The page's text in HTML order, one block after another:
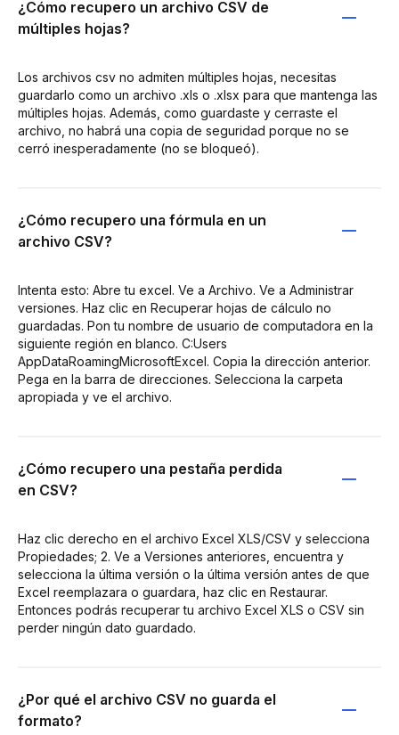
¿Cómo recupero un archivo CSV de
múltiples hojas?
Los archivos csv no admiten múltiples hojas, necesitas
guardarlo como un archivo .xls o .xlsx para que mantenga las
múltiples hojas. Además, como guardaste y cerraste el
archivo, no habrá una copia de seguridad porque no se
cerró inesperadamente (no se bloqueó).
¿Cómo recupero una fórmula en un
archivo CSV?
Intenta esto: Abre tu excel. Ve a Archivo. Ve a Administrar
versiones. Haz clic en Recuperar hojas de cálculo no
guardadas. Pon tu nombre de usuario de computadora en la
siguiente región en blanco. C:Users
AppDataRoamingMicrosoftExcel. Copia la dirección anterior.
Pega en la barra de direcciones. Selecciona la carpeta
apropiada y ve el archivo.
¿Cómo recupero una pestaña perdida
en CSV?
Haz clic derecho en el archivo Excel XLS/CSV y selecciona
Propiedades; 2. Ve a Versiones anteriores, encuentra y
selecciona la última versión o la última versión antes de que
Excel reemplazara o guardara, haz clic en Restaurar.
Entonces podrás recuperar tu archivo Excel XLS o CSV sin
perder ningún dato guardado.
¿Por qué el archivo CSV no guarda el
formato?